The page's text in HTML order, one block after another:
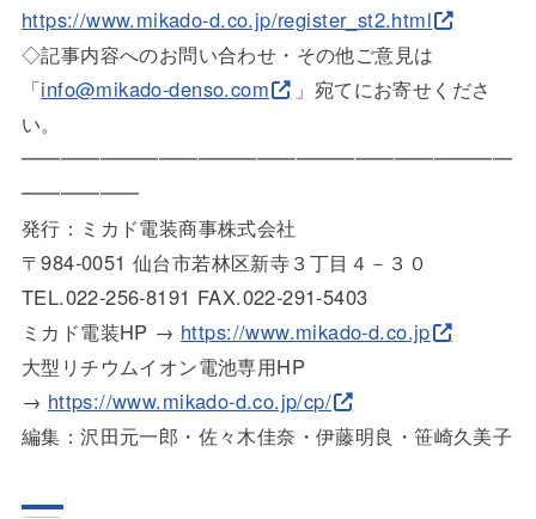
https://www.mikado-d.co.jp/register_st2.html
◇記事内容へのお問い合わせ・その他ご意見は
「info@mikado-denso.com 」宛てにお寄せく ださ
い。
━━━━━━━━━━━━━━━━━━━━━━━━━
━━━━━━
発行：ミカド電装商事株式会社
〒984-0051 仙台市若林区新寺３丁目４－３０
TEL.022-256-8191 FAX.022-291-5403
ミカド電装HP → https://www.mikado-d.co.jp
大型リチウムイオン電池専用HP
→ https://www.mikado-d.co.jp/cp/
編集：沢田元一郎・佐々木佳奈・伊藤明良・笹崎久美子